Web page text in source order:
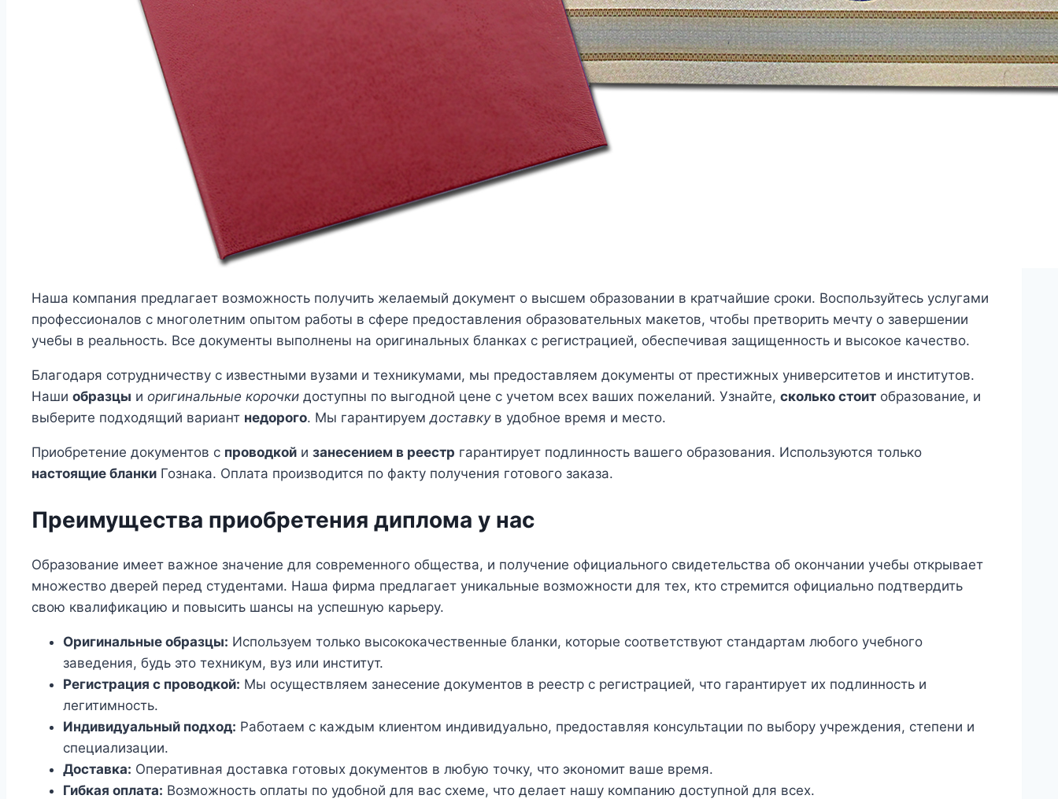
Наша компания предлагает возможность получить желаемый документ о высшем образовании в кратчайшие сроки. Воспользуйтесь услугами
профессионалов с многолетним опытом работы в сфере предоставления образовательных макетов, чтобы претворить мечту о завершении
учебы в реальность. Все документы выполнены на оригинальных бланках с регистрацией, обеспечивая защищенность и высокое качество.
Благодаря сотрудничеству с известными вузами и техникумами, мы предоставляем документы от престижных университетов и институтов.
Наши образцы и оригинальные корочки доступны по выгодной цене с учетом всех ваших пожеланий. Узнайте, сколько стоит образование, и
выберите подходящий вариант недорого. Мы гарантируемдоставкув удобное время и место.
Приобретение документов с проводкой и занесением в реестр гарантирует подлинность вашего образования. Используются только
настоящие бланки Гознака. Оплата производится по факту получения готового заказа.
Преимущества приобретения диплома у нас
Образование имеет важное значение для современного общества, и получение официального свидетельства об окончании учебы открывает
множество дверей перед студентами. Наша фирма предлагает уникальные возможности для тех, кто стремится официально подтвердить
свою квалификацию и повысить шансы на успешную карьеру.
Оригинальные образцы: Используем только высококачественные бланки, которые соответствуют стандартам любого учебного
заведения, будь это техникум, вуз или институт.
Регистрация с проводкой: Мы осуществляем занесение документов в реестр с регистрацией, что гарантирует их подлинность и
легитимность.
Индивидуальный подход: Работаем с каждым клиентом индивидуально, предоставляя консультации по выбору учреждения, степени и
специализации.
Доставка: Оперативная доставка готовых документов в любую точку, что экономит ваше время.
Гибкая оплата: Возможность оплаты по удобной для вас схеме, что делает нашу компанию доступной для всех.